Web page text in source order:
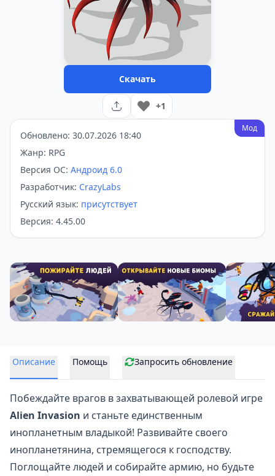
Скачать
+1
Мод
Обновлено: 30.07.2026 18:40
Жанр: RPG
Версия ОС: Андроид 6.0
Разработчик: CrazyLabs
Русский язык: присутствует
Версия: 4.45.00
Описание Помощь Запросить обновление
Побеждайте врагов в захватывающей ролевой игре
Alien Invasion и станьте единственным
инопланетным владыкой! Развивайте своего
инопланетянина, стремящегося к господству.
Поглощайте людей и собирайте армию, но будьте